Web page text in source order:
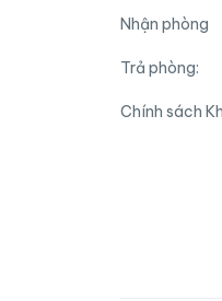
Nhận phòng
Trả phòng:
Chính sách